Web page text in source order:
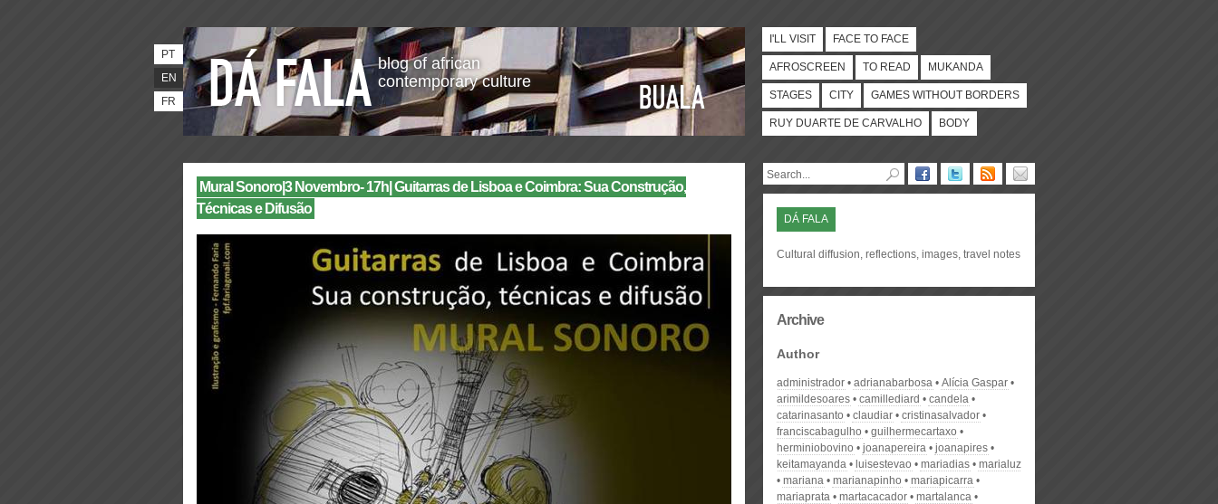
blog of african
contemporary culture
PT
EN
FR
I'LL VISIT FACE TO FACE
AFROSCREEN TO READ MUKANDA
STAGES CITY GAMES WITHOUT BORDERS
RUY DUARTE DE CARVALHO BODY
Mural Sonoro|3 Novembro- 17h| Guitarras de Lisboa e Coimbra: Sua Construção,
Técnicas e Difusão
DÁ FALA
Cultural diffusion, reflections, images, travel notes
Archive
Author
administrador adrianabarbosa
Alícia Gaspar
arimildesoares
camillediard
candela
catarinasanto
claudiar
cristinasalvador
franciscabagulho
guilhermecartaxo
herminiobovino
joanapereira
joanapires
keitamayanda
luisestevao mariadias
marialuz
mariana
marianapinho
mariapicarra
mariaprata
martacacador
martalanca